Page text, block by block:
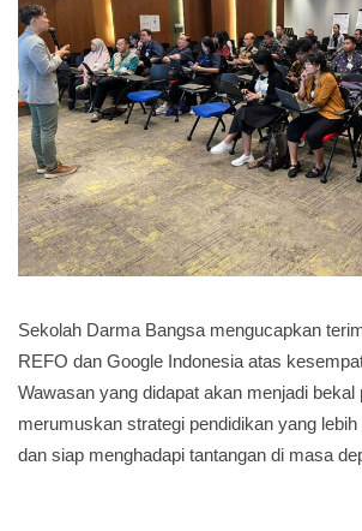
Sekolah Darma Bangsa mengucapkan
REFO dan Google Indonesia atas
Wawasan yang didapat akan menjadi bekal
merumuskan strategi pendidikan yang
dan siap menghadapi tantangan di masa